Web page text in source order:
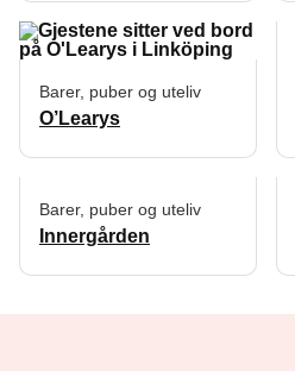
Barer, puber og uteliv
O’Learys
Barer, puber og uteliv
Innergården